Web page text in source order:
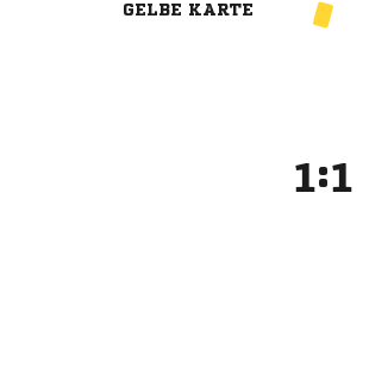
GELBE KARTE
: